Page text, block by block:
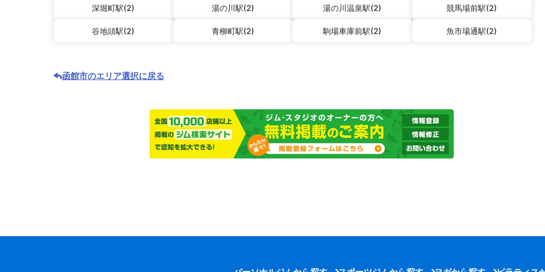
深堀町駅(2) 湯の川駅(2) 湯の川温泉駅(2) 競馬場前駅(2)
谷地頭駅(2) 青柳町駅(2) 駒場車庫前駅(2) 魚市場通駅(2)
函館市のエリア選択に戻る